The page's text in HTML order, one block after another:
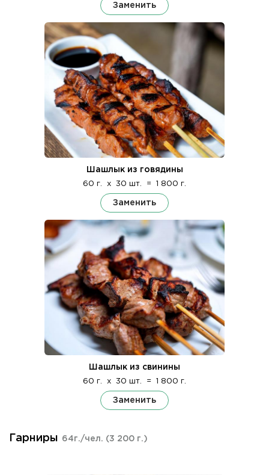
Заменить
Шашлык из говядины
60 г. x 30 шт. = 1 800 г.
Заменить
Шашлык из свинины
60 г. x 30 шт. = 1 800 г.
Заменить
Гарниры 64г./чел. (3 200 г.)